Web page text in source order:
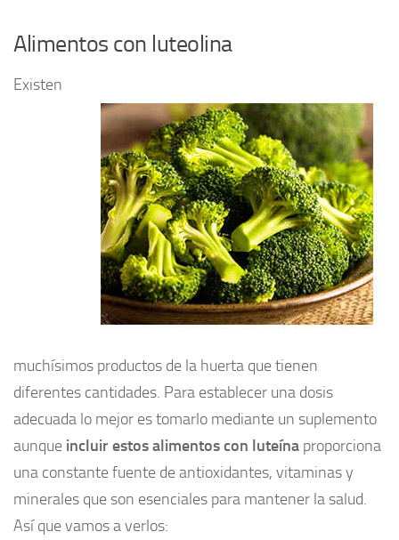
Alimentos con luteolina
Existen
muchísimos productos de la huerta que tienen
diferentes cantidades. Para establecer una dosis
adecuada lo mejor es tomarlo mediante un suplemento
aunque incluir estos alimentos con luteína proporciona
una constante fuente de antioxidantes, vitaminas y
minerales que son esenciales para mantener la salud.
Así que vamos a verlos: